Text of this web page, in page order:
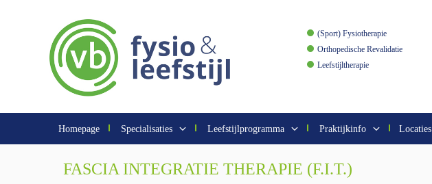
(Sport) Fysiotherapie
Orthopedische Revalidatie
Leefstijltherapie
Homepage Specialisaties Leefstijlprogramma Praktijkinfo Locaties
FASCIA INTEGRATIE THERAPIE (F.I.T.)